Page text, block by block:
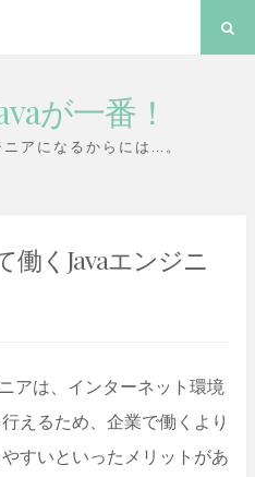
が一番！
アになるからには…。
働くJavaエンジニ
アは、インターネット環境
えるため、企業で働くより
すいといったメリットがあ